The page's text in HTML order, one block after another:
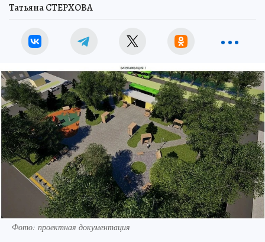
Татьяна СТЕРХОВА
Фото: проектная документация